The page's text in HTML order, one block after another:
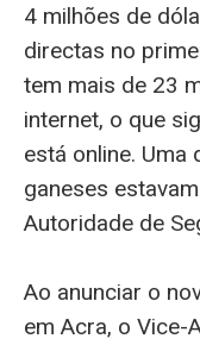
4 milhões de
directas no
tem mais de 23
internet, o que
está online. Uma
ganeses
Autoridade de
Ao anunciar o
em Acra, o Vice-